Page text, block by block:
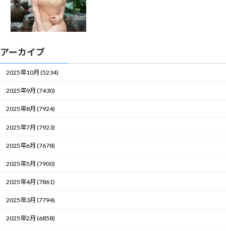
アーカイブ
2025年10月 (5234)
2025年9月 (7430)
2025年8月 (7924)
2025年7月 (7923)
2025年6月 (7678)
2025年5月 (7900)
2025年4月 (7861)
2025年3月 (7794)
2025年2月 (6858)